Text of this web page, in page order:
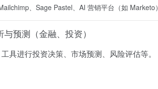
、Sage Pastel、AI 营销平台（如 Marketo）
预测（金融、投资）
工具进行投资决策、市场预测、风险评估等。